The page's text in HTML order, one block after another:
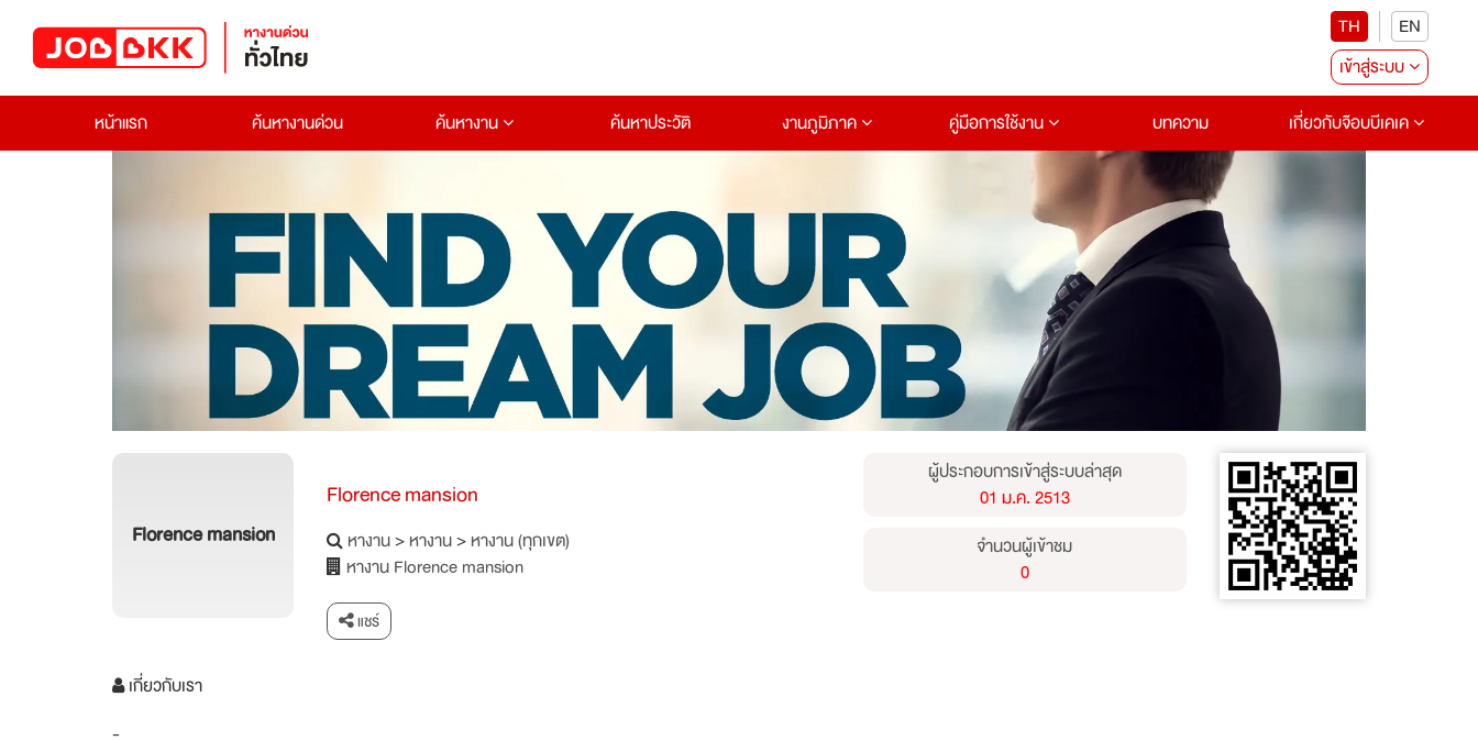
TH
EN
เข้าสู่ระบบ
หน้าแรก
ค้นหางานด่วน ค้นหางาน ค้นหาประวัติ งานภูมิภาค คู่มือการใช้งาน บทความ เกี่ยวกับจ๊อบบีเคเค
Florence mansion
Florence mansion
หางาน>หางาน>หางาน (ทุกเขต)
หางาน Florence mansion
แชร์
ผู้ประกอบการเข้าสู่ระบบล่าสุด
01 ม.ค. 2513
จำนวนผู้เข้าชม
0
เกี่ยวกับเรา
-